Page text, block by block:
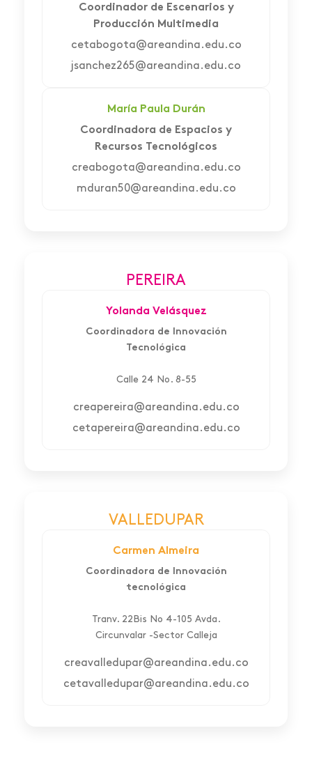
Coordinador de Escenarios y
Producción Multimedia
cetabogota@areandina.edu.co
jsanchez265@areandina.edu.co
María Paula Durán
Coordinadora de Espacios y
Recursos Tecnológicos
creabogota@areandina.edu.co
mduran50@areandina.edu.co
PEREIRA
Yolanda Velásquez
Coordinadora de Innovación
Tecnológica
Calle 24 No. 8-55
creapereira@areandina.edu.co
cetapereira@areandina.edu.co
VALLEDUPAR
Carmen Almeira
Coordinadora de Innovación
tecnológica
Tranv. 22Bis No 4-105 Avda.
Circunvalar -Sector Calleja
creavalledupar@areandina.edu.co
cetavalledupar@areandina.edu.co